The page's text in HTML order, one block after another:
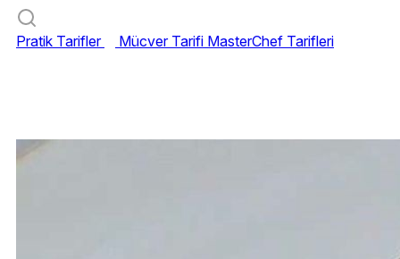
Pratik Tarifler Mücver Tarifi MasterChef Tarifleri